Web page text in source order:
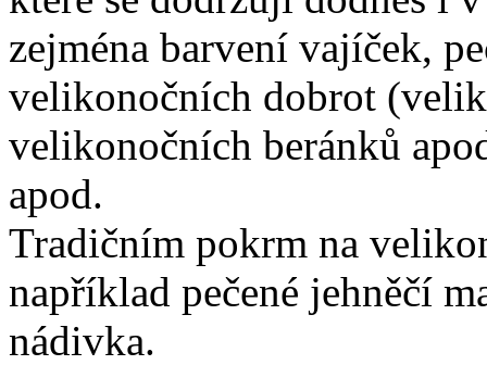
zejména barvení vajíček,
velikonočních dobrot
velikonočních beránků
apod.
Tradičním pokrm na
například pečené jehněčí
nádivka.